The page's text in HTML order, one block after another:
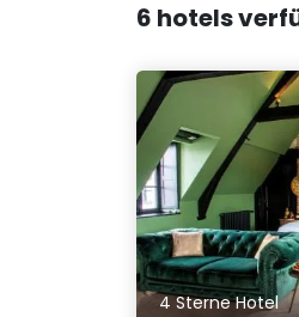
6 hotels
4 Sterne Hotel